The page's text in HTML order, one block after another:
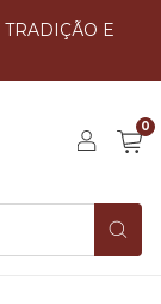
E
0